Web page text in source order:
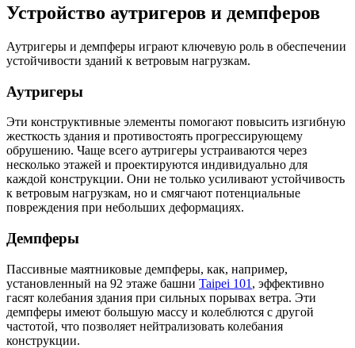
Устройство аутригеров и демпферов
Аутригеры и демпферы играют ключевую роль в обеспечении
устойчивости зданий к ветровым нагрузкам.
Аутригеры
Эти конструктивные элементы помогают повысить изгибную
жесткость здания и противостоять прогрессирующему
обрушению. Чаще всего аутригеры устраиваются через
несколько этажей и проектируются индивидуально для
каждой конструкции. Они не только усиливают устойчивость
к ветровым нагрузкам, но и смягчают потенциальные
повреждения при небольших деформациях.
Демпферы
Пассивные маятниковые демпферы, как, например,
установленный на 92 этаже башни Taipei 101 , эффективно
гасят колебания здания при сильных порывах ветра. Эти
демпферы имеют большую массу и колеблются с другой
частотой, что позволяет нейтрализовать колебания
конструкции.